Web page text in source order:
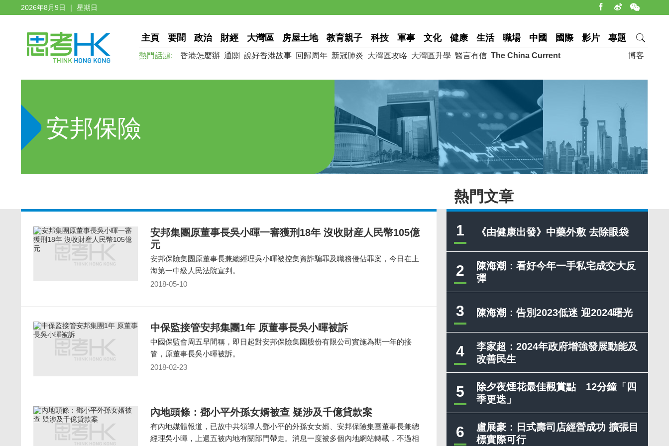
2026年8月9日 ｜ 星期日
主頁 要聞 政治 財經 大灣區 房屋土地 教育親子 科技 軍事 文化 健康 生活 職場 中國 國際 影片 專題
博客
熱門話題: 香港怎麼辦 通關 說好香港故事 回歸周年 新冠肺炎 大灣區攻略 大灣區升學 醫言有信 The China Current
安邦保險
熱門文章
1 《由健康出發》中藥外敷 去除眼袋
2
陳海潮：看好今年一手私宅成交大反
彈
3 陳海潮：告別2023低迷 迎2024曙光
4
李家超：2024年政府增強發展動能及
改善民生
5
除夕夜煙花最佳觀賞點 12分鐘「四
季更迭」
6
盧展豪：日式壽司店經營成功 擴張目
標實際可行
安邦集團原董事長吳小暉一審獲刑18年 沒收財産人民幣105億
元
安邦保險集團原董事長兼總經理吳小暉被控集資詐騙罪及職務侵佔罪案，今日在上
海第一中級人民法院宣判。
2018-05-10
中保監接管安邦集團1年 原董事長吳小暉被訴
中國保監會周五早間稱，即日起對安邦保險集團股份有限公司實施為期一年的接
管，原董事長吳小暉被訴。
2018-02-23
內地頭條：鄧小平外孫女婿被查 疑涉及千億貸款案
有內地媒體報道，已故中共領導人鄧小平的外孫女女婿、安邦保險集團董事長兼總
經理吳小暉，上週五被內地有關部門帶走。消息一度被多個內地網站轉載，不過相